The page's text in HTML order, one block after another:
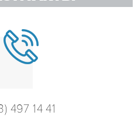
497 14 41